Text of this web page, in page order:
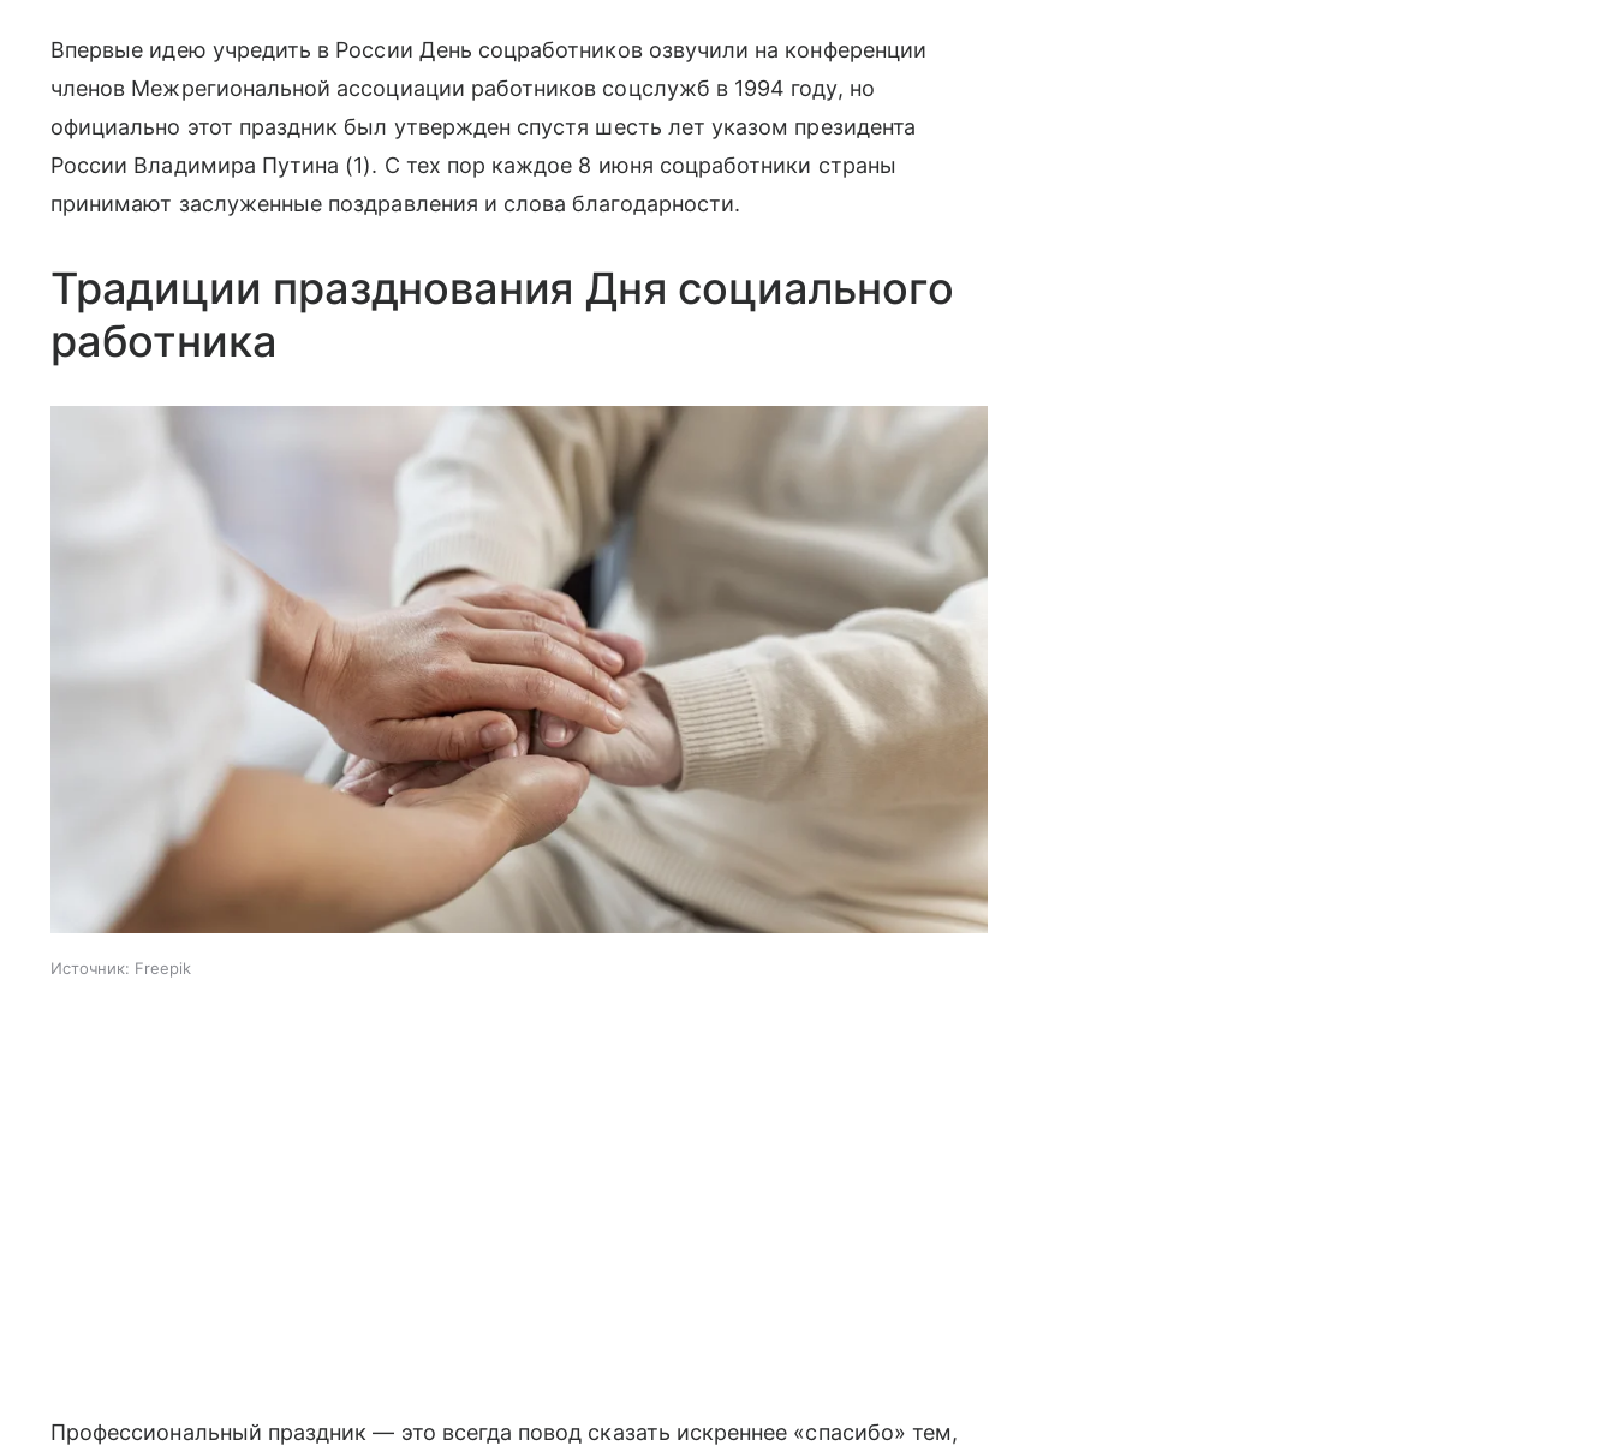
Впервые идею учредить в России День соцработников озвучили на конференции
членов Межрегиональной ассоциации работников соцслужб в 1994 году, но
официально этот праздник был утвержден спустя шесть лет указом президента
России Владимира Путина (1). С тех пор каждое 8 июня соцработники страны
принимают заслуженные поздравления и слова благодарности.
Традиции празднования Дня социального
работника
Источник: Freepik
Профессиональный праздник — это всегда повод сказать искреннее «спасибо» тем,